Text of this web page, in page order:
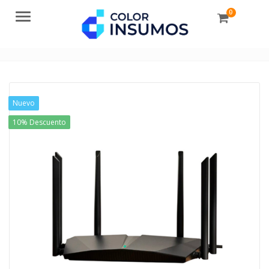
Menu 0
Nuevo
10% Descuento